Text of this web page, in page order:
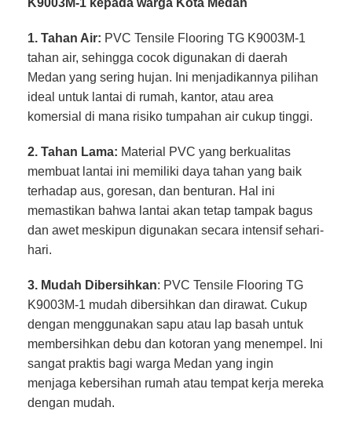
K9003M-1 kepada warga Kota Medan
1. Tahan Air: PVC Tensile Flooring TG K9003M-1
tahan air, sehingga cocok digunakan di daerah
Medan yang sering hujan. Ini menjadikannya pilihan
ideal untuk lantai di rumah, kantor, atau area
komersial di mana risiko tumpahan air cukup tinggi.
2. Tahan Lama: Material PVC yang berkualitas
membuat lantai ini memiliki daya tahan yang baik
terhadap aus, goresan, dan benturan. Hal ini
memastikan bahwa lantai akan tetap tampak bagus
dan awet meskipun digunakan secara intensif sehari-
hari.
3. Mudah Dibersihkan: PVC Tensile Flooring TG
K9003M-1 mudah dibersihkan dan dirawat. Cukup
dengan menggunakan sapu atau lap basah untuk
membersihkan debu dan kotoran yang menempel. Ini
sangat praktis bagi warga Medan yang ingin
menjaga kebersihan rumah atau tempat kerja mereka
dengan mudah.